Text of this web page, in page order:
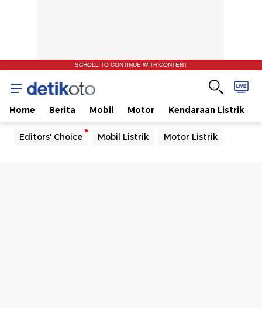
SCROLL TO CONTINUE WITH CONTENT
Home Berita Mobil Motor Kendaraan Listrik
Editors' Choice Mobil Listrik Motor Listrik